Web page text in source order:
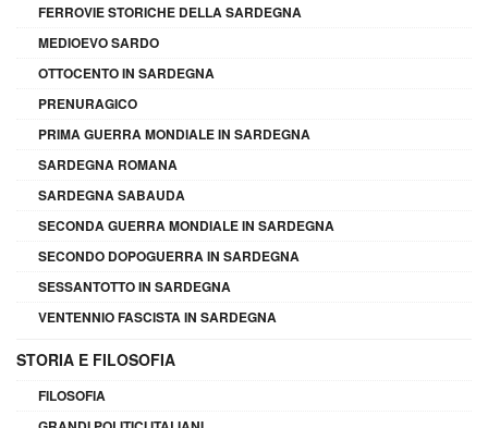
FERROVIE STORICHE DELLA SARDEGNA
MEDIOEVO SARDO
OTTOCENTO IN SARDEGNA
PRENURAGICO
PRIMA GUERRA MONDIALE IN SARDEGNA
SARDEGNA ROMANA
SARDEGNA SABAUDA
SECONDA GUERRA MONDIALE IN SARDEGNA
SECONDO DOPOGUERRA IN SARDEGNA
SESSANTOTTO IN SARDEGNA
VENTENNIO FASCISTA IN SARDEGNA
STORIA E FILOSOFIA
FILOSOFIA